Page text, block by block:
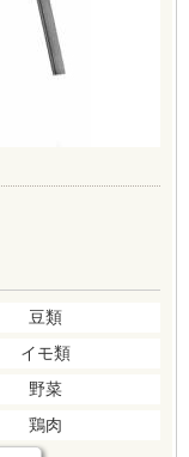
豆類
イモ類
野菜
鶏肉